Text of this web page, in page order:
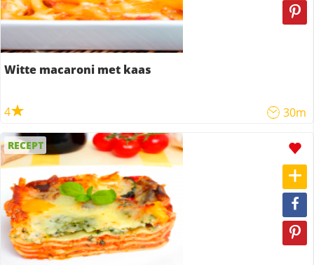
Witte macaroni met kaas
4 30m
RECEPT